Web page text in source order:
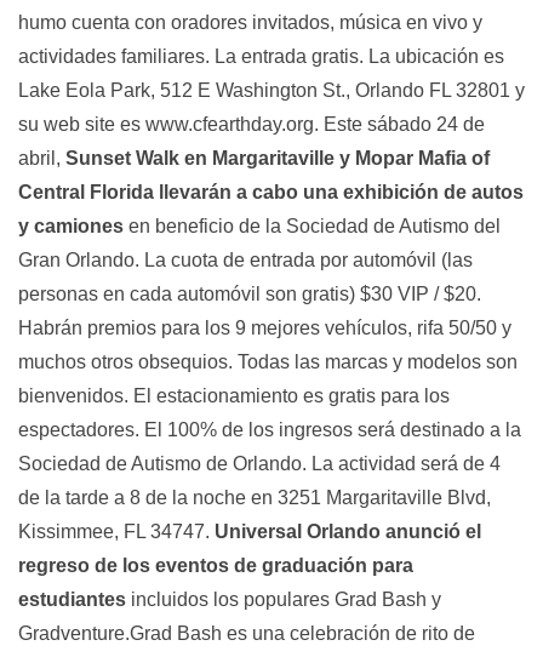
humo cuenta con oradores invitados, música en vivo y
actividades familiares. La entrada gratis. La ubicación es
Lake Eola Park, 512 E Washington St., Orlando FL 32801 y
su web site es www.cfearthday.org. Este sábado 24 de
abril, Sunset Walk en Margaritaville y Mopar Mafia of
Central Florida llevarán a cabo una exhibición de autos
y camiones en beneficio de la Sociedad de Autismo del
Gran Orlando. La cuota de entrada por automóvil (las
personas en cada automóvil son gratis) $30 VIP / $20.
Habrán premios para los 9 mejores vehículos, rifa 50/50 y
muchos otros obsequios. Todas las marcas y modelos son
bienvenidos. El estacionamiento es gratis para los
espectadores. El 100% de los ingresos será destinado a la
Sociedad de Autismo de Orlando. La actividad será de 4
de la tarde a 8 de la noche en 3251 Margaritaville Blvd,
Kissimmee, FL 34747. Universal Orlando anunció el
regreso de los eventos de graduación para
estudiantes incluidos los populares Grad Bash y
Gradventure.Grad Bash es una celebración de rito de